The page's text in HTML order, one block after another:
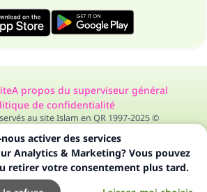
A propos du superviseur général
de confidentialité
au site Islam en QR 1997-2025 ©
activer des services
Analytics & Marketing? Vous pouvez
retirer votre consentement plus tard.